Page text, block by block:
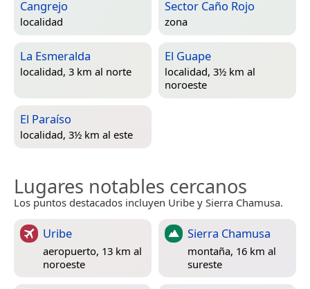
Cangrejo
localidad
Sector Caño Rojo
zona
La Esmeralda
localidad, 3 km al norte
El Guape
localidad, 3½ km al
noroeste
El Paraíso
localidad, 3½ km al este
Lugares notables cercanos
Los puntos destacados incluyen Uribe y Sierra Chamusa.
Uribe
aeropuerto, 13 km al
noroeste
Sierra Chamusa
montaña, 16 km al
sureste